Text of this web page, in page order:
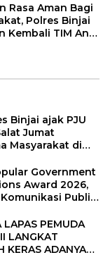
Rasa Aman Bagi
Polres Binjai
Kembali TIM Anti
Binjai ajak PJU
Jumat
Masyarakat di
Government
Award 2026,
Publik
Diakui
LAPAS PEMUDA
LANGKAT
KERAS ADANYA